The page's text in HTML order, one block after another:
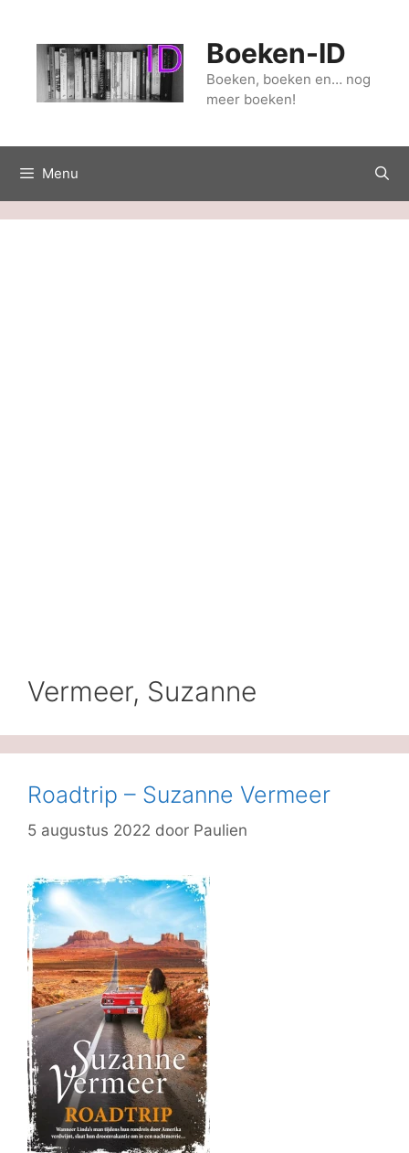
inhoud
Boeken-ID
Boeken, boeken en… nog
meer boeken!
Menu
Vermeer, Suzanne
Roadtrip – Suzanne Vermeer
5 augustus 2022 door Paulien